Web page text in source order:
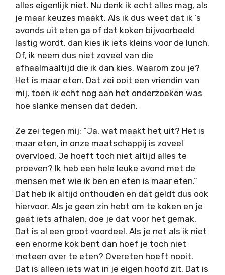
alles eigenlijk niet. Nu denk ik echt alles mag, als
je maar keuzes maakt. Als ik dus weet dat ik ’s
avonds uit eten ga of dat koken bijvoorbeeld
lastig wordt, dan kies ik iets kleins voor de lunch.
Of, ik neem dus niet zoveel van die
afhaalmaaltijd die ik dan kies. Waarom zou je?
Het is maar eten. Dat zei ooit een vriendin van
mij, toen ik echt nog aan het onderzoeken was
hoe slanke mensen dat deden.
Ze zei tegen mij: “Ja, wat maakt het uit? Het is
maar eten, in onze maatschappij is zoveel
overvloed. Je hoeft toch niet altijd alles te
proeven? Ik heb een hele leuke avond met de
mensen met wie ik ben en eten is maar eten.”
Dat heb ik altijd onthouden en dat geldt dus ook
hiervoor. Als je geen zin hebt om te koken en je
gaat iets afhalen, doe je dat voor het gemak.
Dat is al een groot voordeel. Als je net als ik niet
een enorme kok bent dan hoef je toch niet
meteen over te eten? Overeten hoeft nooit.
Dat is alleen iets wat in je eigen hoofd zit. Dat is